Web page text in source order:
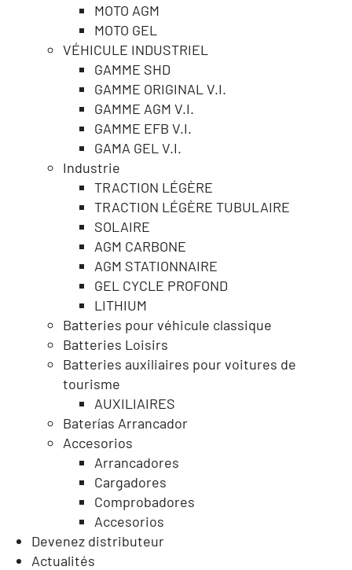
MOTO AGM
MOTO GEL
VÉHICULE INDUSTRIEL
GAMME SHD
GAMME ORIGINAL V.I.
GAMME AGM V.I.
GAMME EFB V.I.
GAMA GEL V.I.
Industrie
TRACTION LÉGÈRE
TRACTION LÉGÈRE TUBULAIRE
SOLAIRE
AGM CARBONE
AGM STATIONNAIRE
GEL CYCLE PROFOND
LITHIUM
Batteries pour véhicule classique
Batteries Loisirs
Batteries auxiliaires pour voitures de
tourisme
AUXILIAIRES
Baterías Arrancador
Accesorios
Arrancadores
Cargadores
Comprobadores
Accesorios
Devenez distributeur
Actualités